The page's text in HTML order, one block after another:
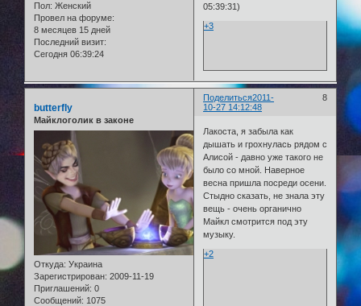
Пол: Женский
Провел на форуме:
8 месяцев 15 дней
Последний визит:
Сегодня 06:39:24
05:39:31)
+3
Поделиться 8
2011-
10-27 14:12:48
butterfly
Майклоголик в законе
Откуда: Украина
Зарегистрирован: 2009-11-19
Приглашений: 0
Сообщений: 1075
Лакоста, я забыла как
дышать и грохнулась рядом с
Алисой - давно уже такого не
было со мной. Наверное
весна пришла посреди осени.
Стыдно сказать, не знала эту
вещь - очень органично
Майкл смотрится под эту
музыку.
+2